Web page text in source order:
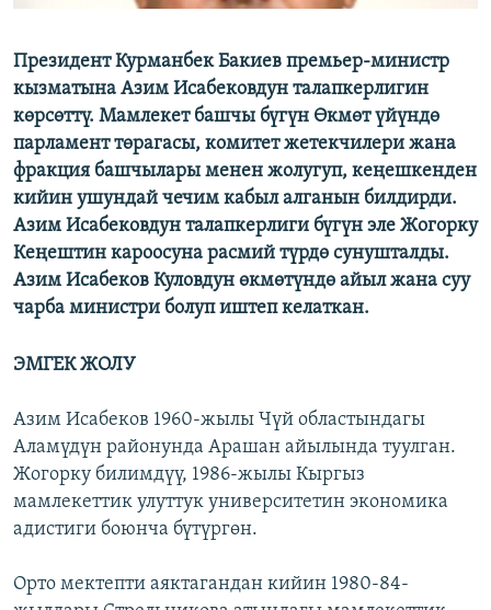
Президент Курманбек Бакиев премьер-министр
кызматына Азим Исабековдун талапкерлигин
көрсөттү. Мамлекет башчы бүгүн Өкмөт үйүндө
парламент төрагасы, комитет жетекчилери жана
фракция башчылары менен жолугуп, кеңешкенден
кийин ушундай чечим кабыл алганын билдирди.
Азим Исабековдун талапкерлиги бүгүн эле Жогорку
Кеңештин кароосуна расмий түрдө сунушталды.
Азим Исабеков Куловдун өкмөтүндө айыл жана суу
чарба министри болуп иштеп келаткан.
ЭМГЕК ЖОЛУ
Азим Исабеков 1960-жылы Чүй областындагы
Аламүдүн районунда Арашан айылында туулган.
Жогорку билимдүү, 1986-жылы Кыргыз
мамлекеттик улуттук университетин экономика
адистиги боюнча бүтүргөн.
Орто мектепти аяктагандан кийин 1980-84-